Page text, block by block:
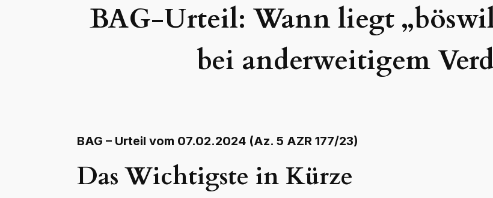
BAG-Urteil: Wann liegt
bei anderweitigem
BAG – Urteil vom 07.02.2024 (Az. 5 AZR 177/23)
Das Wichtigste in Kürze